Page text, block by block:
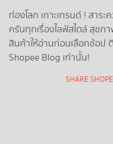
ท่องโลก เกาะเทรนด์ ! สาร
ครันทุกเรื่องไลฟ์สไตล์ สุขภ
สินค้าให้อ่านก่อนเลือกช้อป
Shopee Blog เท่านั้น!
SHARE